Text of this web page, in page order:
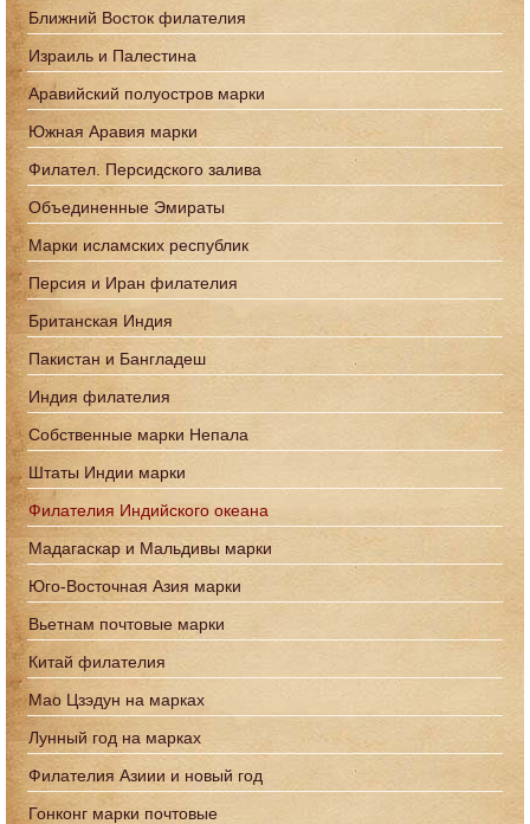
Ближний Восток филателия
Израиль и Палестина
Аравийский полуостров марки
Южная Аравия марки
Филател. Персидского залива
Объединенные Эмираты
Марки исламских республик
Персия и Иран филателия
Британская Индия
Пакистан и Бангладеш
Индия филателия
Собственные марки Непала
Штаты Индии марки
Филателия Индийского океана
Мадагаскар и Мальдивы марки
Юго-Восточная Азия марки
Вьетнам почтовые марки
Китай филателия
Мао Цзэдун на марках
Лунный год на марках
Филателия Азиии и новый год
Гонконг марки почтовые